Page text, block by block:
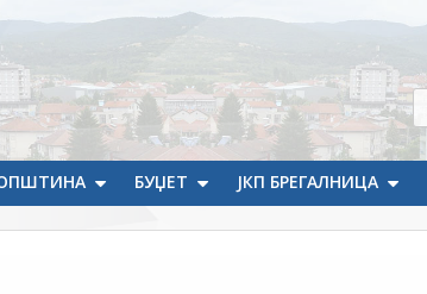
БУЏЕТ ЈКП БРЕГАЛНИЦА